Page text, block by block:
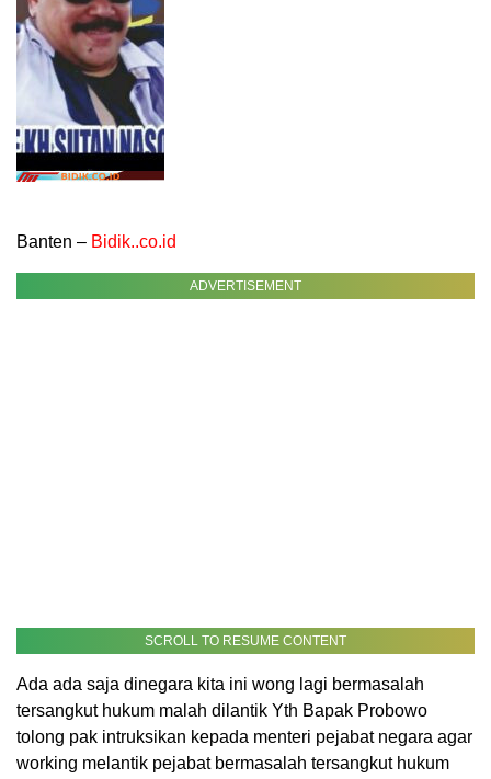
Banten – Bidik..co.id
ADVERTISEMENT
SCROLL TO RESUME CONTENT
Ada ada saja dinegara kita ini wong lagi bermasalah
tersangkut hukum malah dilantik Yth Bapak Probowo
tolong pak intruksikan kepada menteri pejabat negara agar
working melantik pejabat bermasalah tersangkut hukum